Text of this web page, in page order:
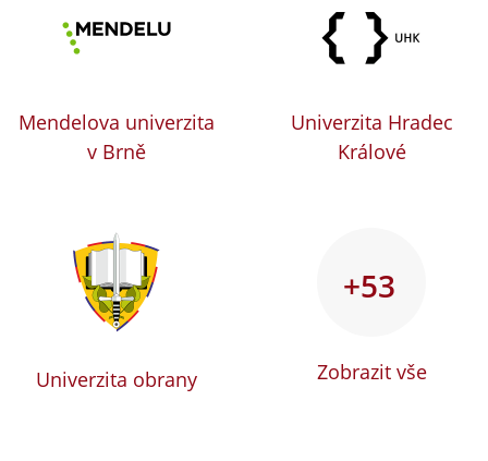
Mendelova univerzita
v Brně
Univerzita Hradec
Králové
Univerzita obrany
+53
Zobrazit vše